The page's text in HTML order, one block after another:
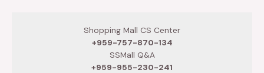
Shopping Mall CS Center
+959-757-870-134
SSMall Q&A
+959-955-230-241